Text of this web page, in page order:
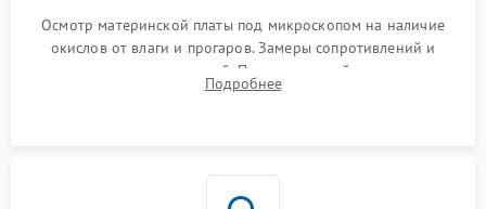
Осмотр материнской платы под микроскопом на наличие
окислов от влаги и прогаров. Замеры сопротивлений и
дежурных напряжений. Проверка цепей питания,
мультиконтроллера, процессора и видеочипа.
Подробнее